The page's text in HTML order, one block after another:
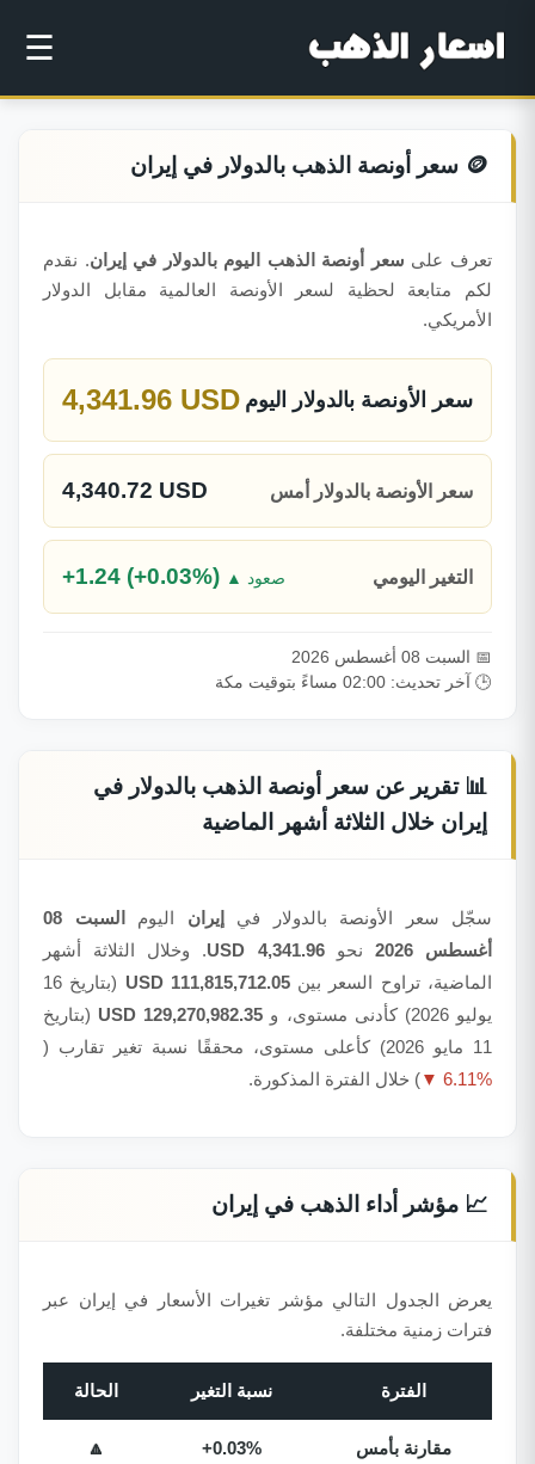
☰
🪙 سعر أونصة الذهب بالدولار في إيران
تعرف على سعر أونصة الذهب اليوم بالدولار في إيران. نقدم
لكم متابعة لحظية لسعر الأونصة العالمية مقابل الدولار
الأمريكي.
سعر الأونصة بالدولار اليوم 4,341.96 USD
سعر الأونصة بالدولار أمس 4,340.72 USD
التغير اليومي +1.24 (+0.03%) ▲ صعود
📅 السبت 08 أغسطس 2026
🕒 آخر تحديث: 02:00 مساءً بتوقيت مكة
📊 تقرير عن سعر أونصة الذهب بالدولار في
إيران خلال الثلاثة أشهر الماضية
سجّل سعر الأونصة بالدولار في إيران اليوم
السبت 08
أغسطس 2026
نحو4,341.96 USD
. وخلال الثلاثة أشهر
الماضية، تراوح السعر بين111,815,712.05 USD
(بتاريخ 16
يوليو 2026) كأدنى مستوى، و
129,270,982.35 USD
(بتاريخ
11 مايو 2026) كأعلى مستوى، محققًا نسبة تغير تقارب (
▼ 6.11%) خلال الفترة المذكورة.
📈 مؤشر أداء الذهب في إيران
يعرض الجدول التالي مؤشر تغيرات الأسعار في إيران عبر
فترات زمنية مختلفة.
الفترة نسبة التغير الحالة
مقارنة بأمس +0.03%
🔼